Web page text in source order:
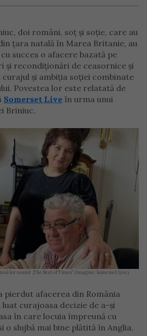
doi români, soț și soție, care au
țara natală în Marea Britanie, au
succes o afacere bazată pe
și recondiționări de ceasornice și
și ambiția soției combinate
Povestea lor este relatată de
Somerset Live în urma unui
Briniuc.
lor numit „The Best of Times” (Imagine: Somerset Live)
pierdut afacerea din România
curajoasa decizie de a-și
în care locuia împreună cu
o slujbă mai bine plătită în Anglia.